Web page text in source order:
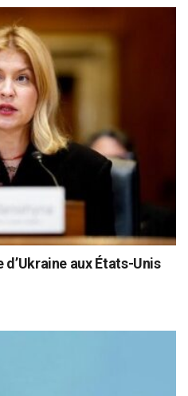
d’Ukraine aux États-Unis